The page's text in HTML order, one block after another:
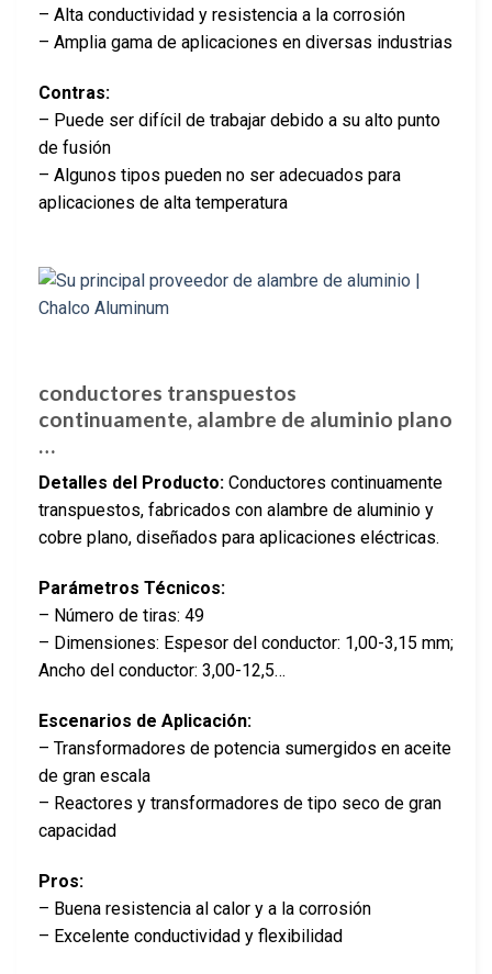
– Alta conductividad y resistencia a la corrosión
– Amplia gama de aplicaciones en diversas industrias
Contras:
– Puede ser difícil de trabajar debido a su alto punto
de fusión
– Algunos tipos pueden no ser adecuados para
aplicaciones de alta temperatura
conductores transpuestos
continuamente, alambre de aluminio plano
…
Detalles del Producto: Conductores continuamente
transpuestos, fabricados con alambre de aluminio y
cobre plano, diseñados para aplicaciones eléctricas.
Parámetros Técnicos:
– Número de tiras: 49
– Dimensiones: Espesor del conductor: 1,00-3,15 mm;
Ancho del conductor: 3,00-12,5…
Escenarios de Aplicación:
– Transformadores de potencia sumergidos en aceite
de gran escala
– Reactores y transformadores de tipo seco de gran
capacidad
Pros:
– Buena resistencia al calor y a la corrosión
– Excelente conductividad y flexibilidad